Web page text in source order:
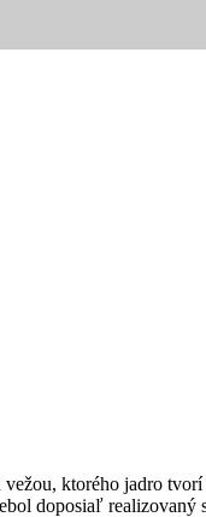
ktorého jadro tvorí
doposiaľ